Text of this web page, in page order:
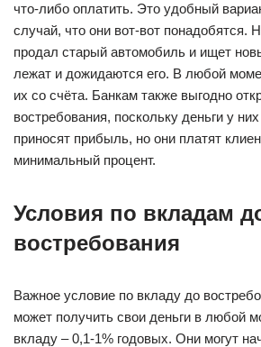
что-либо оплатить. Это удобный
случай, что они вот-вот понадобятся.
продал старый автомобиль и ищет
лежат и дожидаются его. В любой
их со счёта. Банкам также выгодно
востребования, поскольку деньги у
приносят прибыль, но они платят
минимальный процент.
Условия по вкладам
востребования
Важное условие по вкладу до
может получить свои деньги в любой
вкладу – 0,1-1% годовых. Они могут